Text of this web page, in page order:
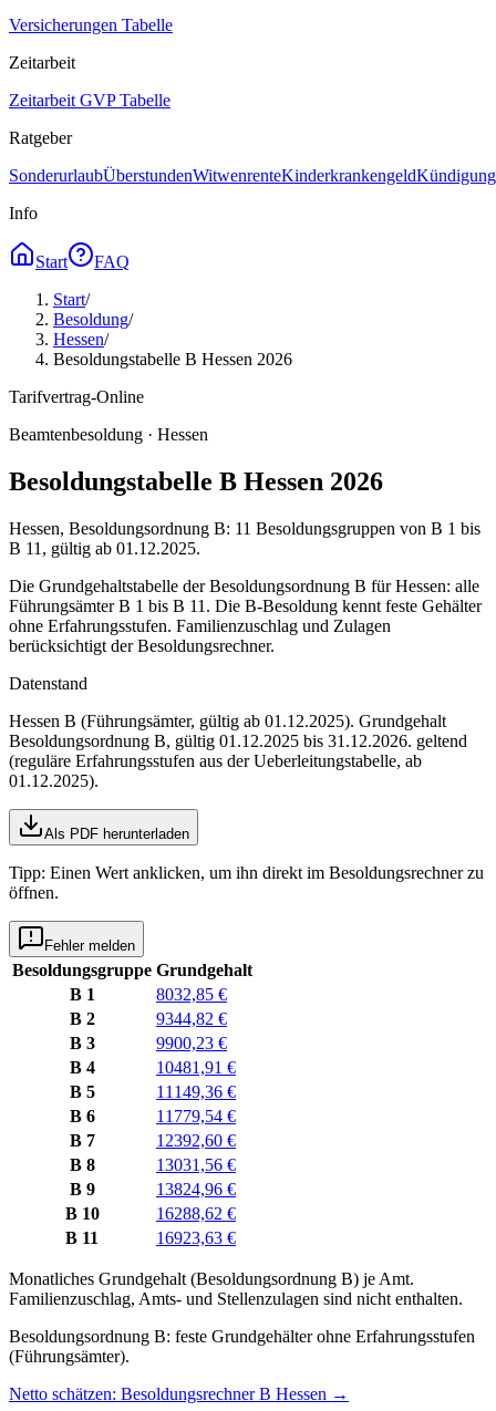
Versicherungen Tabelle
Zeitarbeit
Zeitarbeit GVP Tabelle
Ratgeber
SonderurlaubÜberstundenWitwenrenteKinderkrankengeld
Info
Start
FAQ
Start/
Besoldung/
Hessen/
Besoldungstabelle B Hessen 2026
Tarifvertrag-Online
Beamtenbesoldung · Hessen
Besoldungstabelle B Hessen 2026
Hessen, Besoldungsordnung B: 11 Besoldungsgruppen von B 1 bis
B 11, gültig ab 01.12.2025.
Die Grundgehaltstabelle der Besoldungsordnung B für Hessen: alle
Führungsämter B 1 bis B 11. Die B-Besoldung kennt feste Gehälter
ohne Erfahrungsstufen. Familienzuschlag und Zulagen
berücksichtigt der Besoldungsrechner.
Datenstand
Hessen B (Führungsämter, gültig ab 01.12.2025). Grundgehalt
Besoldungsordnung B, gültig 01.12.2025 bis 31.12.2026. geltend
(reguläre Erfahrungsstufen aus der Ueberleitungstabelle, ab
01.12.2025).
Als PDF herunterladen
Tipp: Einen Wert anklicken, um ihn direkt im Besoldungsrechner zu
öffnen.
Fehler melden
Besoldungsgruppe Grundgehalt
B 1
8032,85 €
B 2
9344,82 €
B 3
9900,23 €
B 4
10481,91 €
B 5
11149,36 €
B 6
11779,54 €
B 7
12392,60 €
B 8
13031,56 €
B 9
13824,96 €
B 10
16288,62 €
B 11
16923,63 €
Monatliches Grundgehalt (Besoldungsordnung B) je Amt.
Familienzuschlag, Amts- und Stellenzulagen sind nicht enthalten.
Besoldungsordnung B: feste Grundgehälter ohne Erfahrungsstufen
(Führungsämter).
Netto schätzen: Besoldungsrechner B Hessen →